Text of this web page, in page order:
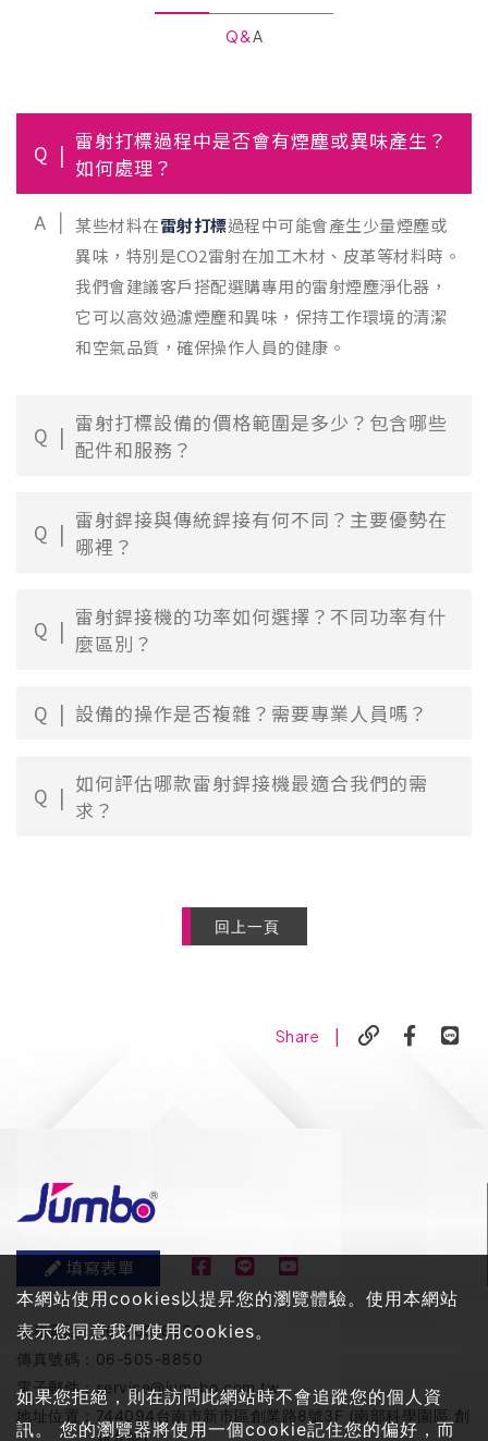
Q&A
Q
雷射打標過程中是否會有煙塵或異味產生？
如何處理？
A 某些材料在雷射打標過程中可能會產生少量煙塵或
異味，特別是CO2雷射在加工木材、皮革等材料時。
我們會建議客戶搭配選購專用的雷射煙塵淨化器，
它可以高效過濾煙塵和異味，保持工作環境的清潔
和空氣品質，確保操作人員的健康。
Q
雷射打標設備的價格範圍是多少？包含哪些
配件和服務？
Q
雷射銲接與傳統銲接有何不同？主要優勢在
哪裡？
Q
雷射銲接機的功率如何選擇？不同功率有什
麼區別？
Q 設備的操作是否複雜？需要專業人員嗎？
Q
如何評估哪款雷射銲接機最適合我們的需
求？
回上一頁
Share |
填寫表單
服務電話：06-505-8858
傳真號碼： 06-505-8850
電子郵件：service@jum-bo.com.tw
地址位置： 744094台南市新市區創業路8號3F (南部科學園區 創
本網站使用cookies以提昇您的瀏覽體驗。使用本網站
表示您同意我們使用cookies。
如果您拒絕，則在訪問此網站時不會追蹤您的個人資
訊。 您的瀏覽器將使用一個cookie記住您的偏好，而